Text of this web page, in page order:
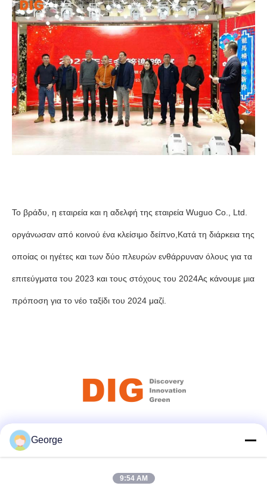
Το βράδυ, η εταιρεία και η αδελφή της εταιρεία Wuguo Co., Ltd.
οργάνωσαν από κοινού ένα κλείσιμο δείπνο,Κατά τη διάρκεια της
οποίας οι ηγέτες και των δύο πλευρών ενθάρρυναν όλους για τα
επιτεύγματα του 2023 και τους στόχους του 2024Ας κάνουμε μια
πρόποση για το νέο ταξίδι του 2024 μαζί.
George
9:54 AM